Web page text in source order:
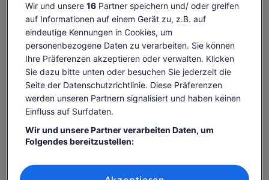
Diese Aktivität ist leider nicht verfügbar
Bitte suche erneut nach Aktivitäten.
Erneut suchen
Wir und unsere 16Partner speichern und/ oder greifen
auf Informationen auf einem Gerät zu, z.B. auf
eindeutige Kennungen in Cookies, um
personenbezogene Daten zu verarbeiten. Sie können
Ihre Präferenzen akzeptieren oder verwalten. Klicken
Sie dazu bitte unten oder besuchen Sie jederzeit die
Seite der Datenschutzrichtlinie. Diese Präferenzen
werden unseren Partnern signalisiert und haben keinen
Einfluss auf Surfdaten.
Wir und unsere Partner verarbeiten Daten, um
Folgendes bereitzustellen:
Identifikation aktiv abfragen. Speichern von oder Zugriff auf